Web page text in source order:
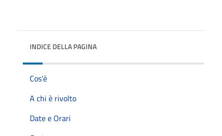
INDICE DELLA PAGINA
Cos'è
A chi è rivolto
Date e Orari